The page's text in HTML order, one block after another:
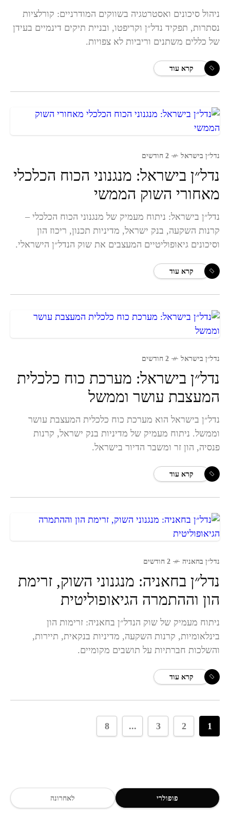
ניהול סיכונים ואסטרטגיה בשווקים המודרניים: קורלציות
נסתרות, תפקיד נדל״ן וקריפטו, ובניית תיקים דינמיים בעידן
של כללים משתנים וריביות לא צפויות.
קרא עוד
נדל״ן בישראל 2 חודשים
נדל״ן בישראל: מנגנוני הכוח הכלכלי
מאחורי השוק הממשי
נדל״ן בישראל: ניתוח מעמיק של מנגנוני הכוח הכלכלי –
קרנות השקעה, בנק ישראל, מדיניות תכנון, ריכוז הון
וסיכונים גיאופוליטיים המעצבים את שוק הנדל״ן הישראלי.
קרא עוד
נדל״ן בישראל 2 חודשים
נדל״ן בישראל: מערכת כוח כלכלית
המעצבת עושר וממשל
נדל״ן בישראל הוא מערכת כוח כלכלית המעצבת עושר
וממשל. ניתוח מעמיק של מדיניות בנק ישראל, קרנות
פנסיה, הון זר ומשבר הדיור בישראל.
קרא עוד
נדל״ן בחאניה 2 חודשים
נדל״ן בחאניה: מנגנוני השוק, זרימת
הון וההתמרה הגיאופוליטית
ניתוח מעמיק של שוק הנדל״ן בחאניה: זרימות הון
בינלאומיות, קרנות השקעה, מדיניות בנקאית, תיירות,
והשלכות חברתיות על תושבים מקומיים.
קרא עוד
1
2
3
...
8
פופולרי לאחרונה